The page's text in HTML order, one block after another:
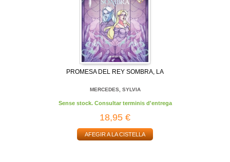
PROMESA DEL REY SOMBRA, LA
MERCEDES, SYLVIA
Sense stock. Consultar terminis d'entrega
18,95 €
AFEGIR A LA CISTELLA